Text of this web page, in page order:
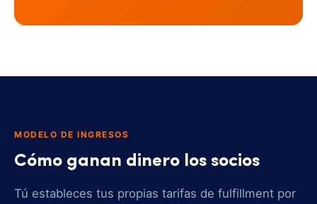
MODELO DE INGRESOS
Cómo ganan dinero los socios
Tú estableces tus propias tarifas de fulfillment por